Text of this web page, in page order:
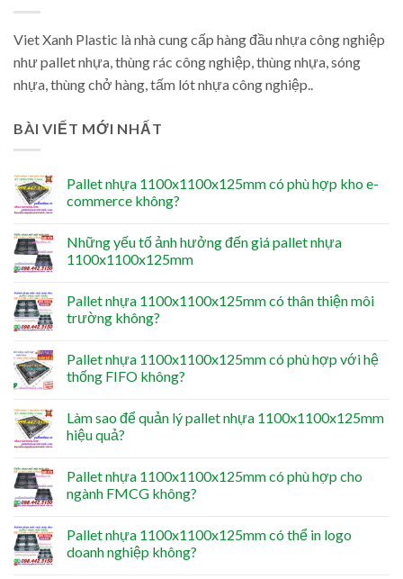
Viet Xanh Plastic là nhà cung cấp hàng đầu nhựa công nghiệp
như pallet nhựa, thùng rác công nghiệp, thùng nhựa, sóng
nhựa, thùng chở hàng, tấm lót nhựa công nghiệp..
BÀI VIẾT MỚI NHẤT
Pallet nhựa 1100x1100x125mm có phù hợp kho e-
commerce không?
Những yếu tố ảnh hưởng đến giá pallet nhựa
1100x1100x125mm
Pallet nhựa 1100x1100x125mm có thân thiện môi
trường không?
Pallet nhựa 1100x1100x125mm có phù hợp với hệ
thống FIFO không?
Làm sao để quản lý pallet nhựa 1100x1100x125mm
hiệu quả?
Pallet nhựa 1100x1100x125mm có phù hợp cho
ngành FMCG không?
Pallet nhựa 1100x1100x125mm có thể in logo
doanh nghiệp không?